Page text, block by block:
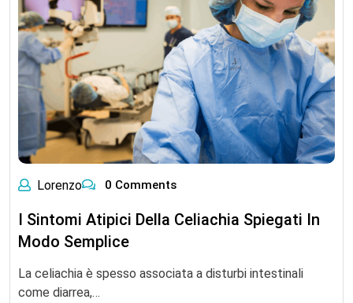
Lorenzo 0 Comments
I Sintomi Atipici Della Celiachia Spiegati In
Modo Semplice
La celiachia è spesso associata a disturbi intestinali
come diarrea,…